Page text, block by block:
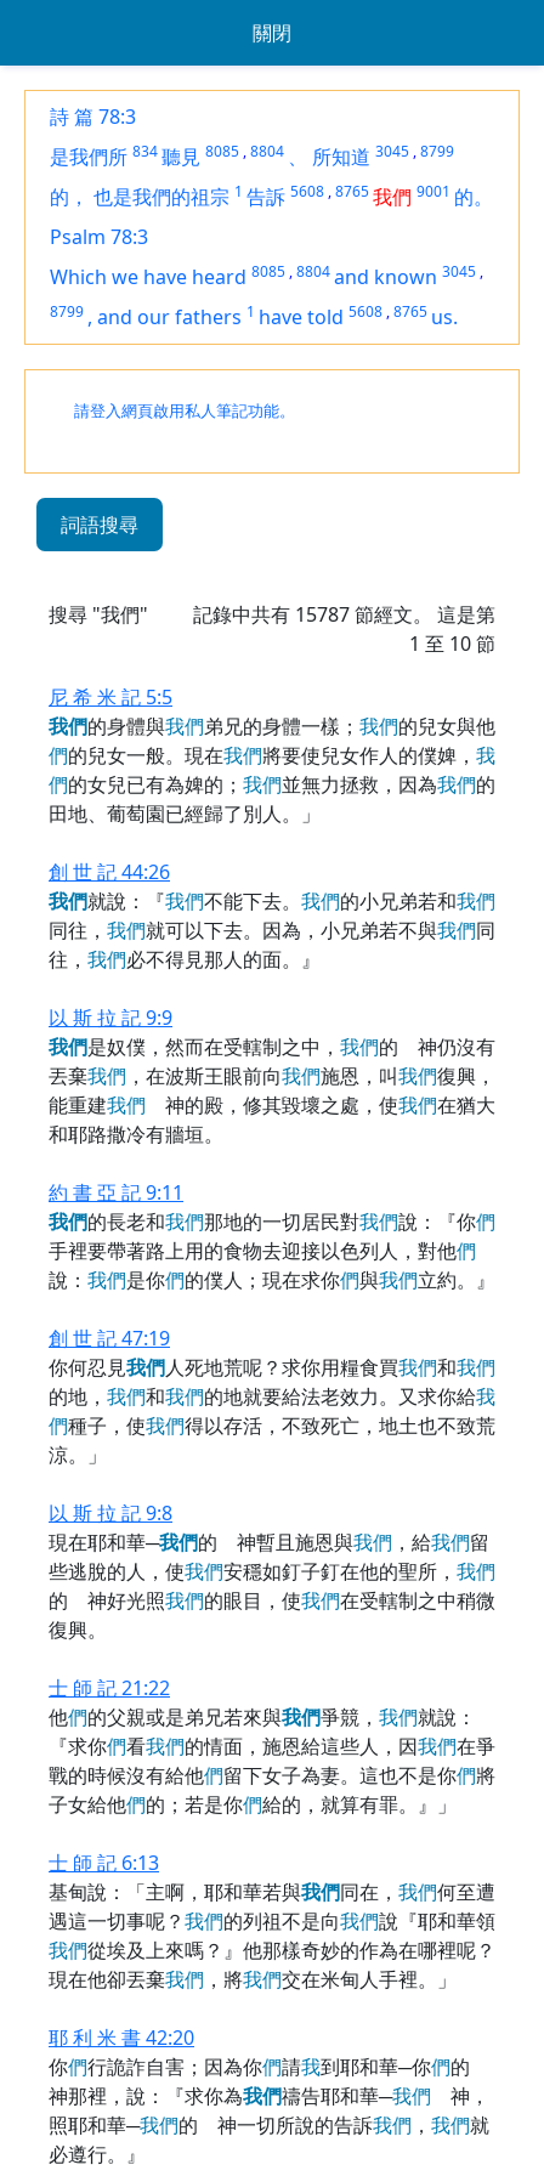
關閉
詩 篇 78:3
是我們所 834聽見 8085 ,8804 、 所知道 3045 ,8799
的， 也是我們的祖宗 1 告訴 5608 ,8765我們 9001 的。
Psalm 78:3
Which we have heard 8085 ,8804and known 3045 ,
8799 , and our fathers 1 have told 5608 ,8765 us.
請登入網頁啟用私人筆記功能。
詞語搜尋
搜尋 "我們" 記錄中共有 15787節經文。 這是第
1 至 10 節
尼 希 米 記 5:5
我們的身體與我們弟兄的身體一樣； 我們的兒女與他
們的兒女一般。現在我們將要使兒女作人的僕婢， 我
們的女兒已有為婢的； 我們並無力拯救，因為我們的
田地、葡萄園已經歸了別人。」
創 世 記 44:26
我們就說：『我們不能下去。 我們的小兄弟若和我們
同往， 我們就可以下去。因為，小兄弟若不與我們同
往， 我們必不得見那人的面。』
以 斯 拉 記 9:9
我們是奴僕，然而在受轄制之中， 我們的 神仍沒有
丟棄我們 ，在波斯王眼前向我們施恩，叫我們復興，
能重建我們 神的殿，修其毀壞之處，使我們在猶大
和耶路撒冷有牆垣。
約 書 亞 記 9:11
我們的長老和我們那地的一切居民對我們說：『你們
手裡要帶著路上用的食物去迎接以色列人，對他們
說： 我們是你們的僕人；現在求你們與我們立約。』
創 世 記 47:19
你何忍見我們人死地荒呢？求你用糧食買我們和我們
的地， 我們和我們的地就要給法老效力。又求你給我
們種子，使我們得以存活，不致死亡，地土也不致荒
涼。」
以 斯 拉 記 9:8
現在耶和華─我們的 神暫且施恩與我們 ，給我們留
些逃脫的人，使我們安穩如釘子釘在他的聖所， 我們
的 神好光照我們的眼目，使我們在受轄制之中稍微
復興。
士 師 記 21:22
他們的父親或是弟兄若來與我們爭競， 我們就說：
『求你們看我們的情面，施恩給這些人，因我們在爭
戰的時候沒有給他們留下女子為妻。這也不是你們將
子女給他們的；若是你們給的，就算有罪。』」
士 師 記 6:13
基甸說：「主啊，耶和華若與我們同在， 我們何至遭
遇這一切事呢？我們的列祖不是向我們說『耶和華領
我們從埃及上來嗎？』他那樣奇妙的作為在哪裡呢？
現在他卻丟棄我們 ，將我們交在米甸人手裡。」
耶 利 米 書 42:20
你們行詭詐自害；因為你們請我到耶和華─你們的
神那裡，說：『求你為我們禱告耶和華─我們 神，
照耶和華─我們的 神一切所說的告訴我們 ， 我們就
必遵行。』